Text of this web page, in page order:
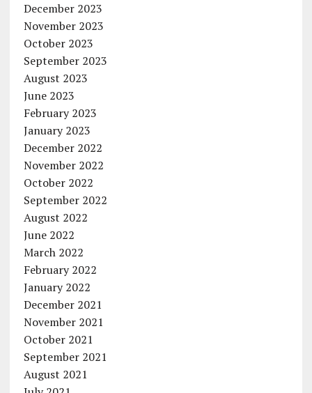
December 2023
November 2023
October 2023
September 2023
August 2023
June 2023
February 2023
January 2023
December 2022
November 2022
October 2022
September 2022
August 2022
June 2022
March 2022
February 2022
January 2022
December 2021
November 2021
October 2021
September 2021
August 2021